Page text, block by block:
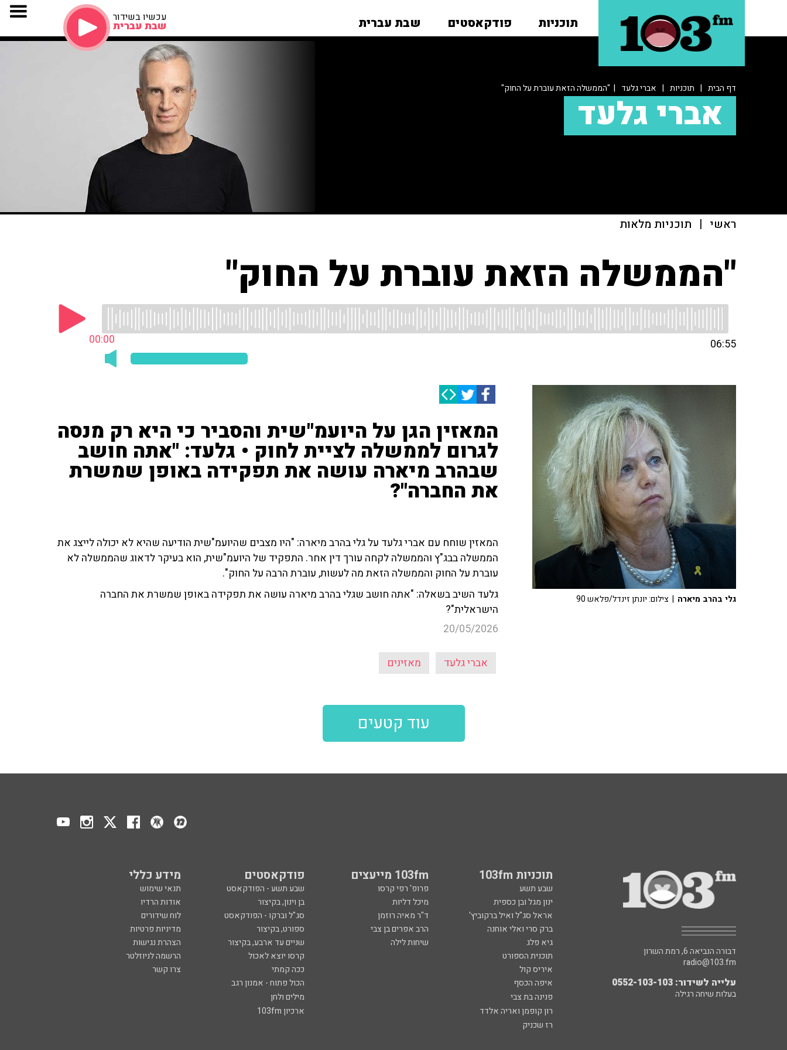
תוכניות פודקאסטים שבת עברית עכשיו בשידור
שבת עברית
דף הבית | תוכניות | אברי גלעד | "הממשלה הזאת עוברת על החוק"
אברי גלעד
ראשי | תוכניות מלאות
"הממשלה הזאת עוברת על החוק"
00:00 06:55
המאזין הגן על היועמ"שית והסביר כי היא רק מנסה
לגרום לממשלה לציית לחוק • גלעד: "אתה חושב
שבהרב מיארה עושה את תפקידה באופן שמשרת
את החברה"?
המאזין שוחח עם אברי גלעד על גלי בהרב מיארה: "היו מצבים שהיועמ"שית הודיעה שהיא לא יכולה לייצג את
הממשלה בבג"ץ והממשלה לקחה עורך דין אחר. התפקיד של היועמ"שית, הוא בעיקר לדאוג שהממשלה לא
עוברת על החוק והממשלה הזאת מה לעשות, עוברת הרבה על החוק".
גלעד השיב בשאלה: "אתה חושב שגלי בהרב מיארה עושה את תפקידה באופן שמשרת את החברה
הישראלית"?
20/05/2026
אברי גלעד מאזינים
גלי בהרב מיארה | צילום: יונתן זינדל/פלאש 90
עוד קטעים
תוכניות 103fm 103fm מייעצים פודקאסטים מידע כללי
שבע תשע פרופ' רפי קרסו שבע תשע - הפודקאסט
תנאי שימוש
ינון מגל ובן כספית
מיכל דליות בן וינון, בקיצור
אודות הרדיו
אראל סג"ל ואיל ברקוביץ'
ד"ר מאיה רוזמן סג"ל וברקו - הפודקאסט
לוח שידורים
ברק סרי ואלי אוחנה
הרב אפרים בן צבי ספורט, בקיצור
מדיניות פרטיות
גיא פלג
שיחות לילה שניים עד ארבע, בקיצור
הצהרת נגישות
תוכנית הספורט
קרסו יוצא לאכול
הרשמה לניוזלטר
איריס קול
ככה קמתי
צרו קשר
איפה הכסף
הכול פתוח - אמנון רגב
פנינה בת צבי
מילים ולחן
רון קופמן ואריה אלדד
ארכיון 103fm
רז שכניק
דבורה הנביאה 6, רמת השרון
radio@103.fm
עלייה לשידור: 0552-103-103
בעלות שיחה רגילה